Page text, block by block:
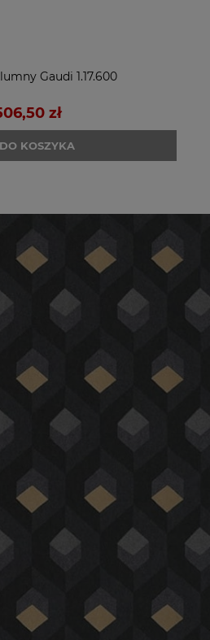
Gaudi 1.17.600
zł
DO KOSZYKA